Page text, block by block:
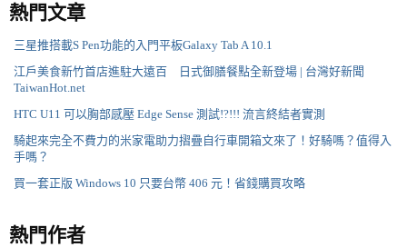
熱門文章
三星推搭載S Pen功能的入門平板Galaxy Tab A 10.1
江戶美食新竹首店進駐大遠百 日式御膳餐點全新登場 | 台灣好新聞
TaiwanHot.net
HTC U11 可以胸部感壓 Edge Sense 測試!?!!! 流言終結者實測
騎起來完全不費力的米家電助力摺疊自行車開箱文來了！好騎嗎？值得入
手嗎？
買一套正版 Windows 10 只要台幣 406 元！省錢購買攻略
熱門作者